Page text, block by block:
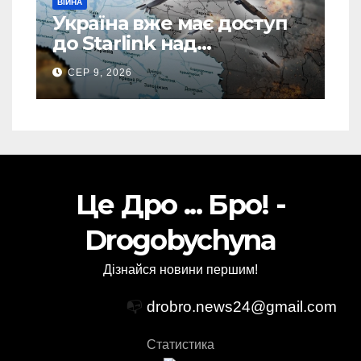
ВІЙНА
Україна вже має доступ
до Starlink над
територією Росії: в одній
спеціальній зоні – ЗМІ
СЕР 9, 2026
Це Дро ... Бро! -
Drogobychyna
Дізнайся новини першим!
📭 drobro.news24@gmail.com
Статистика